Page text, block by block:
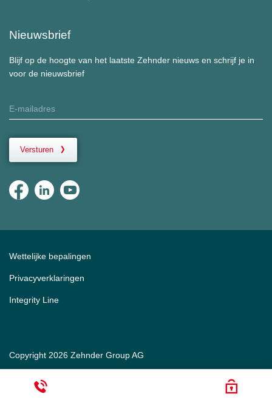
Nieuwsbrief
Blijf op de hoogte van het laatste Zehnder nieuws en schrijf je in
voor de nieuwsbrief
Versturen
Copyright 2026 Zehnder Group AG
Wettelijke bepalingen
Privacyverklaringen
Integrity Line